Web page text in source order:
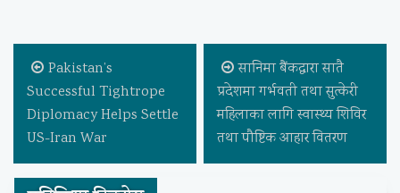
Pakistan’s
Successful Tightrope
Diplomacy Helps Settle
US-Iran War
सानिमा बैंकद्वारा सातै
प्रदेशमा गर्भवती तथा सुत्केरी
महिलाका लागि स्वास्थ्य शिविर
तथा पौष्टिक आहार वितरण